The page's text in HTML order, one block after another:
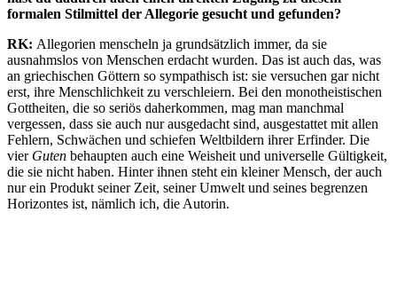
formalen Stilmittel der Allegorie gesucht und gefunden?
RK: Allegorien menscheln ja grundsätzlich immer, da sie
ausnahmslos von Menschen erdacht wurden. Das ist auch das, was
an griechischen Göttern so sympathisch ist: sie versuchen gar nicht
erst, ihre Menschlichkeit zu verschleiern. Bei den monotheistischen
Gottheiten, die so seriös daherkommen, mag man manchmal
vergessen, dass sie auch nur ausgedacht sind, ausgestattet mit allen
Fehlern, Schwächen und schiefen Weltbildern ihrer Erfinder. Die
vier Guten behaupten auch eine Weisheit und universelle Gültigkeit,
die sie nicht haben. Hinter ihnen steht ein kleiner Mensch, der auch
nur ein Produkt seiner Zeit, seiner Umwelt und seines begrenzen
Horizontes ist, nämlich ich, die Autorin.